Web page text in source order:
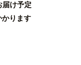
届け予定
かります